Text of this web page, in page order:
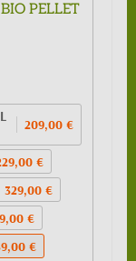
PELLET
209,00 €
€
329,00 €
€
€